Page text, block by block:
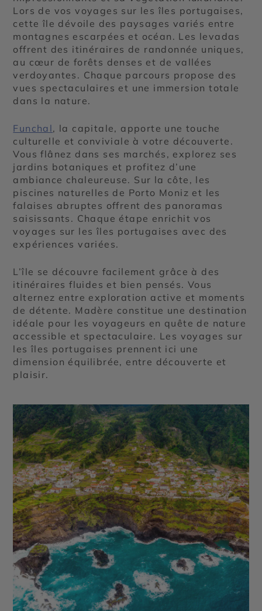
Lors de vos voyages sur les îles portugaises,
cette île dévoile des paysages variés entre
montagnes escarpées et océan. Les levadas
offrent des itinéraires de randonnée uniques,
au cœur de forêts denses et de vallées
verdoyantes. Chaque parcours propose des
vues spectaculaires et une immersion totale
dans la nature.
Funchal, la capitale, apporte une touche
culturelle et conviviale à votre découverte.
Vous flânez dans ses marchés, explorez ses
jardins botaniques et profitez d’une
ambiance chaleureuse. Sur la côte, les
piscines naturelles de Porto Moniz et les
falaises abruptes offrent des panoramas
saisissants. Chaque étape enrichit vos
voyages sur les îles portugaises avec des
expériences variées.
L’île se découvre facilement grâce à des
itinéraires fluides et bien pensés. Vous
alternez entre exploration active et moments
de détente. Madère constitue une destination
idéale pour les voyageurs en quête de nature
accessible et spectaculaire. Les voyages sur
les îles portugaises prennent ici une
dimension équilibrée, entre découverte et
plaisir.